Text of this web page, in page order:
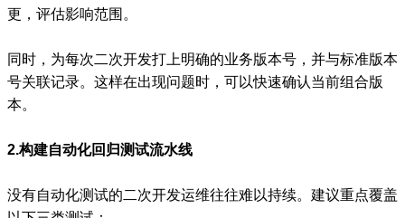
更，评估影响范围。
同时，为每次二次开发打上明确的业务版本号，并与标准版本
号关联记录。这样在出现问题时，可以快速确认当前组合版
本。
2.构建自动化回归测试流水线
没有自动化测试的二次开发运维往往难以持续。建议重点覆盖